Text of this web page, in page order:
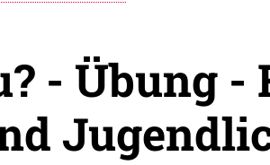
- Übung -